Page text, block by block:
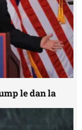
le dan la